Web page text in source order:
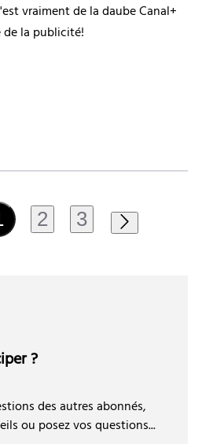
vraiment de la daube Canal+
de la publicité!
2 3
?
des autres abonnés,
ou posez vos questions...